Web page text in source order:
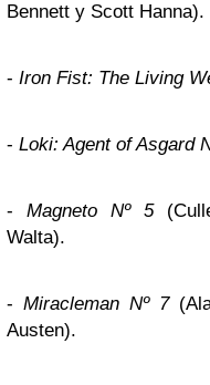
Bennett y Scott Hanna).
- Iron Fist: The Living
- Loki: Agent of Asgard
- Magneto Nº 5
Walta).
- Miracleman Nº 7
Austen).